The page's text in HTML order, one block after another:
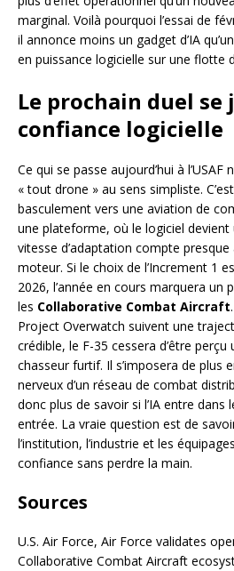
marginal. Voilà pourquoi l’essai de
il annonce moins un gadget d’IA
en puissance logicielle sur une flotte
Le prochain duel se
confiance logicielle
Ce qui se passe aujourd’hui à l’USAF
« tout drone » au sens simpliste.
basculement vers une aviation de
une plateforme, où le logiciel
vitesse d’adaptation compte
moteur. Si le choix de l’Increment 1
2026, l’année en cours marquera
les Collaborative Combat Aircraft
Project Overwatch suivent une
crédible, le F-35 cessera d’être
chasseur furtif. Il s’imposera de plus
nerveux d’un réseau de combat
donc plus de savoir si l’IA entre dans
entrée. La vraie question est de
l’institution, l’industrie et les
confiance sans perdre la main.
Sources
U.S. Air Force, Air Force validates
Collaborative Combat Aircraft